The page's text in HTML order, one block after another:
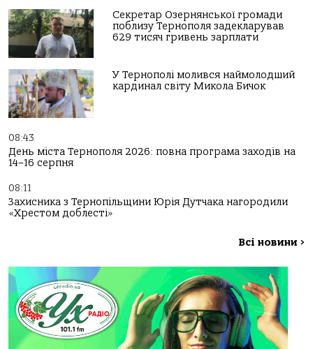
Секретар Озернянської громади
поблизу Тернополя задекларував
629 тисяч гривень зарплати
У Тернополі молився наймолодший
кардинал світу Микола Бичок
08:43
День міста Тернополя 2026: повна програма заходів на
14–16 серпня
08:11
Захисника з Тернопільщини Юрія Дутчака нагородили
«Хрестом доблесті»
Всі новини >